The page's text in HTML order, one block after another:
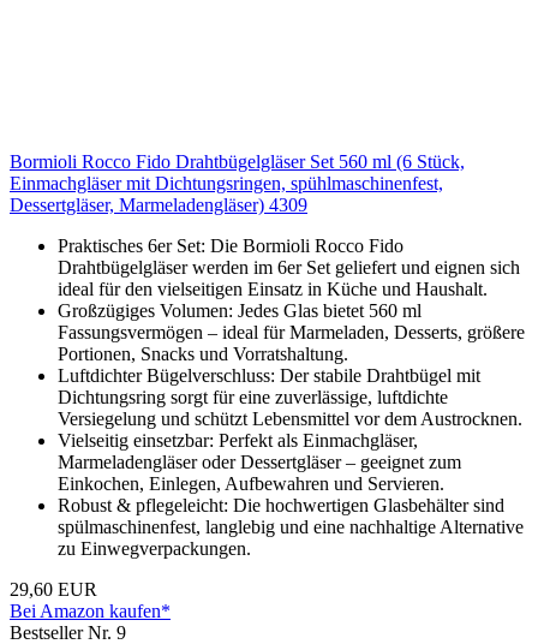
Bormioli Rocco Fido Drahtbügelgläser Set 560 ml (6 Stück,
Einmachgläser mit Dichtungsringen, spühlmaschinenfest,
Dessertgläser, Marmeladengläser) 4309
Praktisches 6er Set: Die Bormioli Rocco Fido
Drahtbügelgläser werden im 6er Set geliefert und eignen sich
ideal für den vielseitigen Einsatz in Küche und Haushalt.
Großzügiges Volumen: Jedes Glas bietet 560 ml
Fassungsvermögen – ideal für Marmeladen, Desserts, größere
Portionen, Snacks und Vorratshaltung.
Luftdichter Bügelverschluss: Der stabile Drahtbügel mit
Dichtungsring sorgt für eine zuverlässige, luftdichte
Versiegelung und schützt Lebensmittel vor dem Austrocknen.
Vielseitig einsetzbar: Perfekt als Einmachgläser,
Marmeladengläser oder Dessertgläser – geeignet zum
Einkochen, Einlegen, Aufbewahren und Servieren.
Robust & pflegeleicht: Die hochwertigen Glasbehälter sind
spülmaschinenfest, langlebig und eine nachhaltige Alternative
zu Einwegverpackungen.
29,60 EUR
Bei Amazon kaufen*
Bestseller Nr. 9